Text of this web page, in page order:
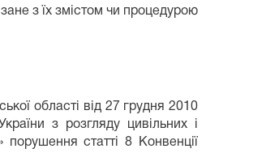
з їх змістом чи процедурою
області від 27 грудня 2010
з розгляду цивільних і
статті 8 Конвенції